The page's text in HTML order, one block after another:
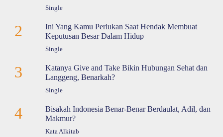
Single
2
Ini Yang Kamu Perlukan Saat Hendak Membuat
Keputusan Besar Dalam Hidup
Single
3
Katanya Give and Take Bikin Hubungan Sehat dan
Langgeng, Benarkah?
Single
4
Bisakah Indonesia Benar-Benar Berdaulat, Adil, dan
Makmur?
Kata Alkitab